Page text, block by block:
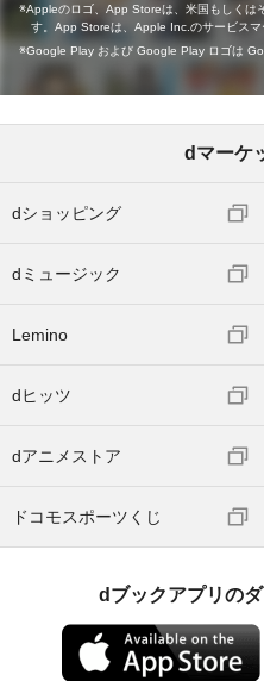
Appleのロゴ、App Storeは、米国もしくは
す。App Storeは、Apple Inc.のサービスマ
Google Play および Google Play ロゴは
dマーケ
dショッピング
dミュージック
Lemino
dヒッツ
dアニメストア
ドコモスポーツくじ
dブックアプリの